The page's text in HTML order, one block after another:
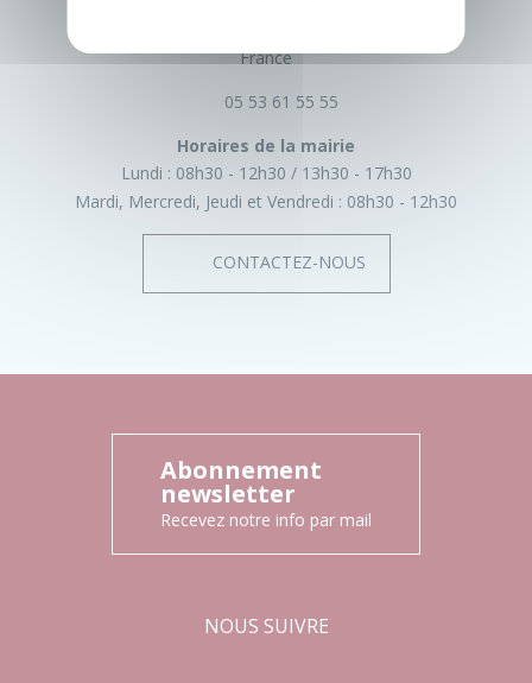
France
05 53 61 55 55
Horaires de la mairie
Lundi : 08h30 - 12h30
13h30 - 17h30
Mardi, Mercredi, Jeudi et Vendredi : 08h30 - 12h30
CONTACTEZ-NOUS
Abonnement
newsletter
Recevez notre info par mail
NOUS SUIVRE